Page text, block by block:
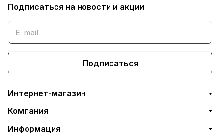
Подписаться на новости и акции
Подписаться
Интернет-магазин
Компания
Информация